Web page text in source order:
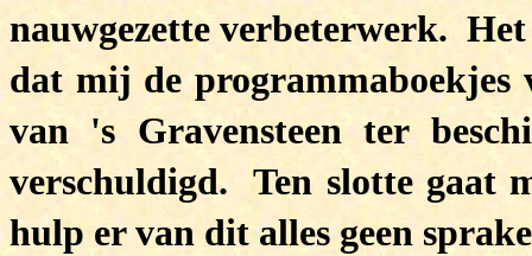
nauwgezette verbeterwerk. Het
dat mij de programmaboekjes
van 's Gravensteen ter
verschuldigd. Ten slotte gaat
hulp er van dit alles geen